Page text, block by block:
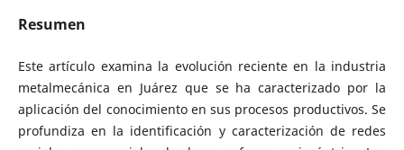
Resumen
Este artículo examina la evolución reciente en la industria
metalmecánica en Juárez que se ha caracterizado por la
aplicación del conocimiento en sus procesos productivos. Se
profundiza en la identificación y caracterización de redes